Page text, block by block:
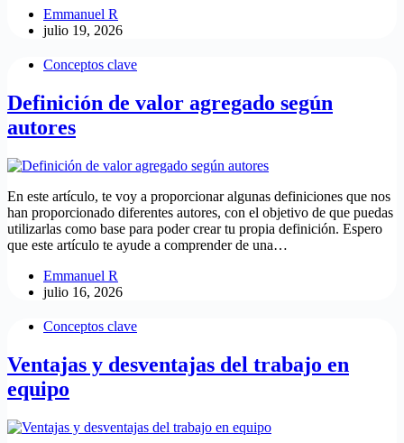
Emmanuel R
julio 19, 2026
Conceptos clave
Definición de valor agregado según
autores
En este artículo, te voy a proporcionar algunas definiciones que nos
han proporcionado diferentes autores, con el objetivo de que puedas
utilizarlas como base para poder crear tu propia definición. Espero
que este artículo te ayude a comprender de una…
Emmanuel R
julio 16, 2026
Conceptos clave
Ventajas y desventajas del trabajo en
equipo